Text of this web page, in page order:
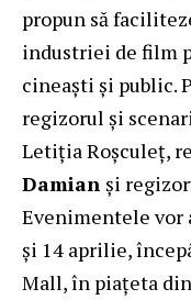
propun să
industriei de film
cineaști și public.
regizorul și
Letiția Roșculeț,
Damian și
Evenimentele vor
și 14 aprilie,
Mall, în piațeta